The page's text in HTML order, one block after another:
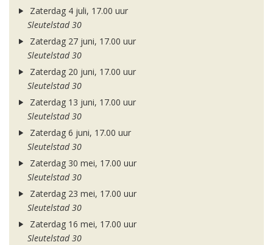
Zaterdag 4 juli, 17.00 uur
Sleutelstad 30
Zaterdag 27 juni, 17.00 uur
Sleutelstad 30
Zaterdag 20 juni, 17.00 uur
Sleutelstad 30
Zaterdag 13 juni, 17.00 uur
Sleutelstad 30
Zaterdag 6 juni, 17.00 uur
Sleutelstad 30
Zaterdag 30 mei, 17.00 uur
Sleutelstad 30
Zaterdag 23 mei, 17.00 uur
Sleutelstad 30
Zaterdag 16 mei, 17.00 uur
Sleutelstad 30